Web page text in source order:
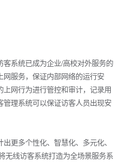
系统已成为企业/高校对外服务的
服务，保证内部网络的运行安
网行为进行管控和审计，记录用
理系统可以保证访客人员出现安
更多个性化、智慧化、多元化、
无线访客系统打造为全场景服务系